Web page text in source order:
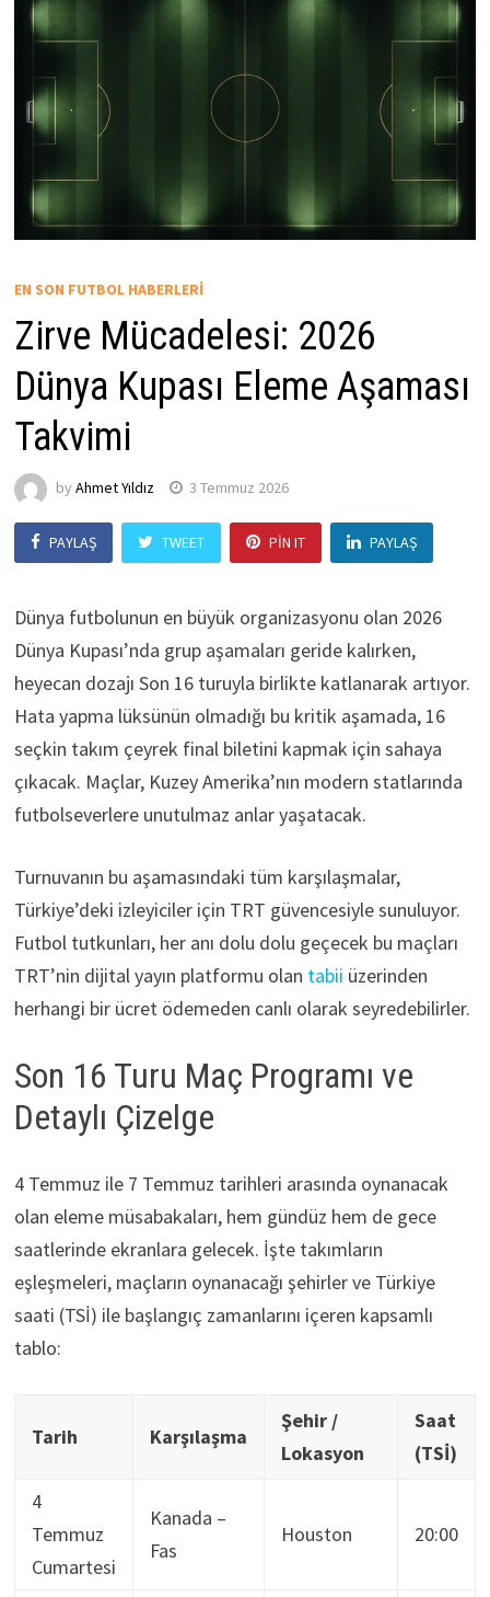
EN SON FUTBOL HABERLERI
Zirve Mücadelesi: 2026
Dünya Kupası Eleme Aşaması
Takvimi
by Ahmet Yıldız 3 Temmuz 2026
PAYLAŞ TWEET PIN IT PAYLAŞ
Dünya futbolunun en büyük organizasyonu olan 2026
Dünya Kupası’nda grup aşamaları geride kalırken,
heyecan dozajı Son 16 turuyla birlikte katlanarak artıyor.
Hata yapma lüksünün olmadığı bu kritik aşamada, 16
seçkin takım çeyrek final biletini kapmak için sahaya
çıkacak. Maçlar, Kuzey Amerika’nın modern statlarında
futbolseverlere unutulmaz anlar yaşatacak.
Turnuvanın bu aşamasındaki tüm karşılaşmalar,
Türkiye’deki izleyiciler için TRT güvencesiyle sunuluyor.
Futbol tutkunları, her anı dolu dolu geçecek bu maçları
TRT’nin dijital yayın platformu olan tabii üzerinden
herhangi bir ücret ödemeden canlı olarak seyredebilirler.
Son 16 Turu Maç Programı ve
Detaylı Çizelge
4 Temmuz ile 7 Temmuz tarihleri arasında oynanacak
olan eleme müsabakaları, hem gündüz hem de gece
saatlerinde ekranlara gelecek. İşte takımların
eşleşmeleri, maçların oynanacağı şehirler ve Türkiye
saati (TSİ) ile başlangıç zamanlarını içeren kapsamlı
tablo:
Tarih Karşılaşma
Şehir /
Lokasyon
Saat
(TSİ)
4
Temmuz
Cumartesi
Kanada –
Fas
Houston 20:00